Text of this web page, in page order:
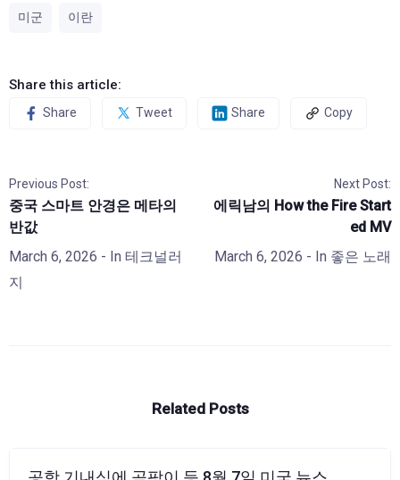
미군 이란
Share this article:
Share Tweet Share Copy
Previous Post:
중국 스마트 안경은 메타의
반값
March 6, 2026 - In 테크널러
지
Next Post:
에릭남의 How the Fire Start
ed MV
March 6, 2026 - In 좋은 노래
Related Posts